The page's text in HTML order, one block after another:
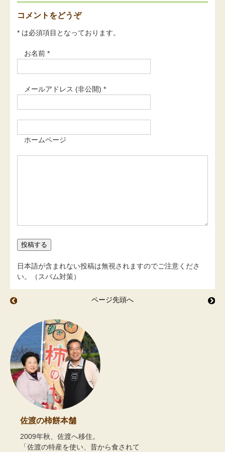
コメントをどうぞ
* は必須項目となっております。
お名前 *
メールアドレス (非公開) *
ホームページ
日本語が含まれない投稿は無視されますのでご注意くださ
い。（スパム対策）
チョコレート と おけさ柿ページ先頭へ
佐渡の柿餅本舗
2009年秋、佐渡へ移住。
「佐渡の特産を使い、昔から食されて